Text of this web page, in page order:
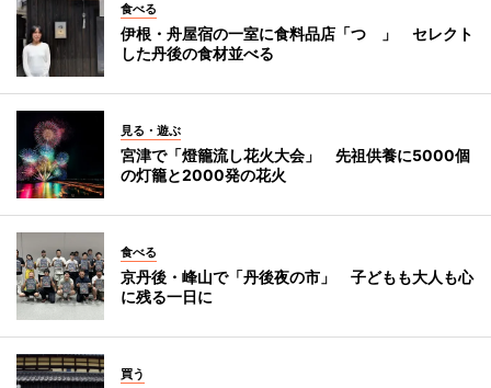
食べる
伊根・舟屋宿の一室に食料品店「つゝ」 セレクト
した丹後の食材並べる
見る・遊ぶ
宮津で「燈籠流し花火大会」 先祖供養に5000個
の灯籠と2000発の花火
食べる
京丹後・峰山で「丹後夜の市」 子どもも大人も心
に残る一日に
買う